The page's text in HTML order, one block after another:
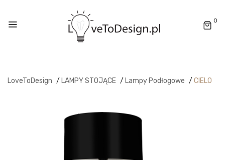
0
LoveToDesign / LAMPY STOJĄCE / Lampy Podłogowe / CIELO